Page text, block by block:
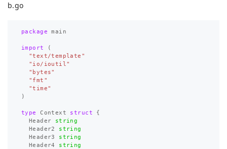
b.go
package main
import
(
"text/template"
"io/ioutil"
"bytes"
"fmt"
"time"
)
type Context struct
{
Header
string
Header2
string
Header3
string
Header4
string